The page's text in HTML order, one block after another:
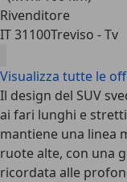
Rivenditore
IT 31100Treviso - Tv
Visualizza tutte le
Il design del SUV
ai fari lunghi e
mantiene una linea
ruote alte, con una
ricordata alle